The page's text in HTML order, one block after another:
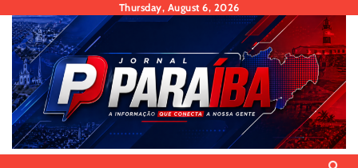
content
Thursday, August 6, 2026